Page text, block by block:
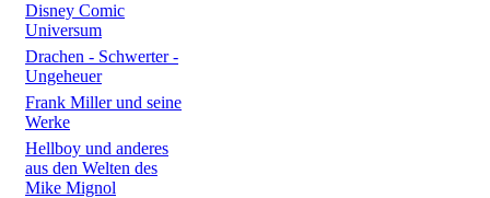
Disney Comic
Universum
Drachen - Schwerter -
Ungeheuer
Frank Miller und seine
Werke
Hellboy und anderes
aus den Welten des
Mike Mignol